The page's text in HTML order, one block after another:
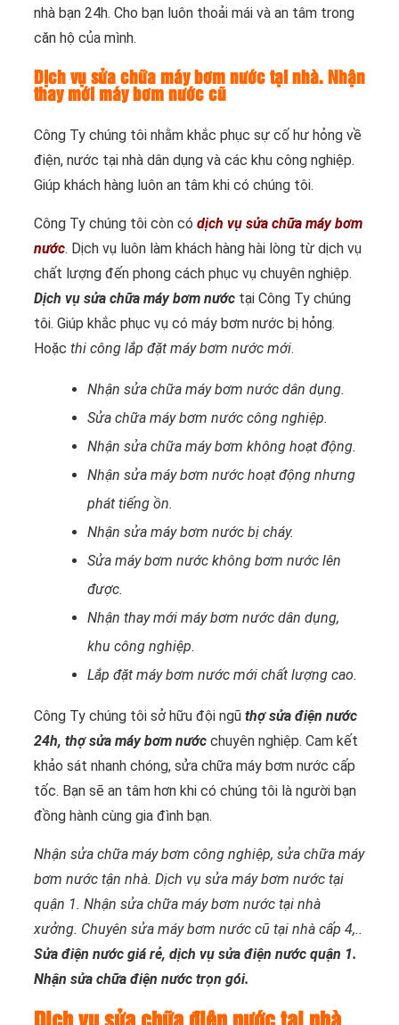
nhà bạn 24h. Cho bạn luôn thoải mái và an tâm trong
căn hộ của mình.
Dịch vụ sửa chữa máy bơm nước tại nhà. Nhận
thay mới máy bơm nước cũ
Công Ty chúng tôi nhằm khắc phục sự cố hư hỏng về
điện, nước tại nhà dân dụng và các khu công nghiệp.
Giúp khách hàng luôn an tâm khi có chúng tôi.
Công Ty chúng tôi còn có dịch vụ sửa chữa máy bơm
nước. Dịch vụ luôn làm khách hàng hài lòng từ dịch vụ
chất lượng đến phong cách phục vụ chuyên nghiệp.
Dịch vụ sửa chữa máy bơm nước tại Công Ty chúng
tôi. Giúp khắc phục vụ có máy bơm nước bị hỏng.
Hoặc thi công lắp đặt máy bơm nước mới.
Nhận sửa chữa máy bơm nước dân dụng.
Sửa chữa máy bơm nước công nghiệp.
Nhận sửa chữa máy bơm không hoạt động.
Nhận sửa máy bơm nước hoạt động nhưng
phát tiếng ồn.
Nhận sửa máy bơm nước bị cháy.
Sửa máy bơm nước không bơm nước lên
được.
Nhận thay mới máy bơm nước dân dụng,
khu công nghiệp.
Lắp đặt máy bơm nước mới chất lượng cao.
Công Ty chúng tôi sở hữu đội ngũ thợ sửa điện nước
24h, thợ sửa máy bơm nước chuyên nghiệp. Cam kết
khảo sát nhanh chóng, sửa chữa máy bơm nước cấp
tốc. Bạn sẽ an tâm hơn khi có chúng tôi là người bạn
đồng hành cùng gia đình bạn.
Nhận sửa chữa máy bơm công nghiệp, sửa chữa máy
bơm nước tận nhà. Dịch vụ sửa máy bơm nước tại
quận 1. Nhận sửa chữa máy bơm nước tại nhà
xưởng. Chuyên sửa máy bơm nước cũ tại nhà cấp 4,..
Sửa điện nước giá rẻ, dịch vụ sửa điện nước quận 1.
Nhận sửa chữa điện nước trọn gói.